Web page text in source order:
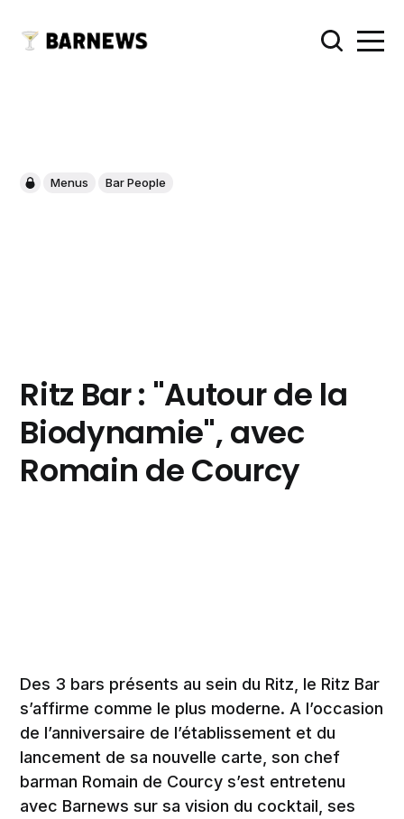
Menus Bar People
Ritz Bar : "Autour de la
Biodynamie", avec
Romain de Courcy
Des 3 bars présents au sein du Ritz, le Ritz Bar
s’affirme comme le plus moderne. A l’occasion
de l’anniversaire de l’établissement et du
lancement de sa nouvelle carte, son chef
barman Romain de Courcy s’est entretenu
avec Barnews sur sa vision du cocktail, ses